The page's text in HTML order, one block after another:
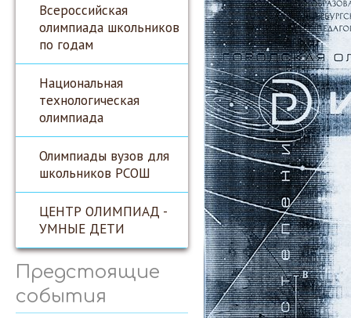
Всероссийская
олимпиада школьников
по годам
Национальная
технологическая
олимпиада
Олимпиады вузов для
школьников РСОШ
ЦЕНТР ОЛИМПИАД -
УМНЫЕ ДЕТИ
Предстоящие
события